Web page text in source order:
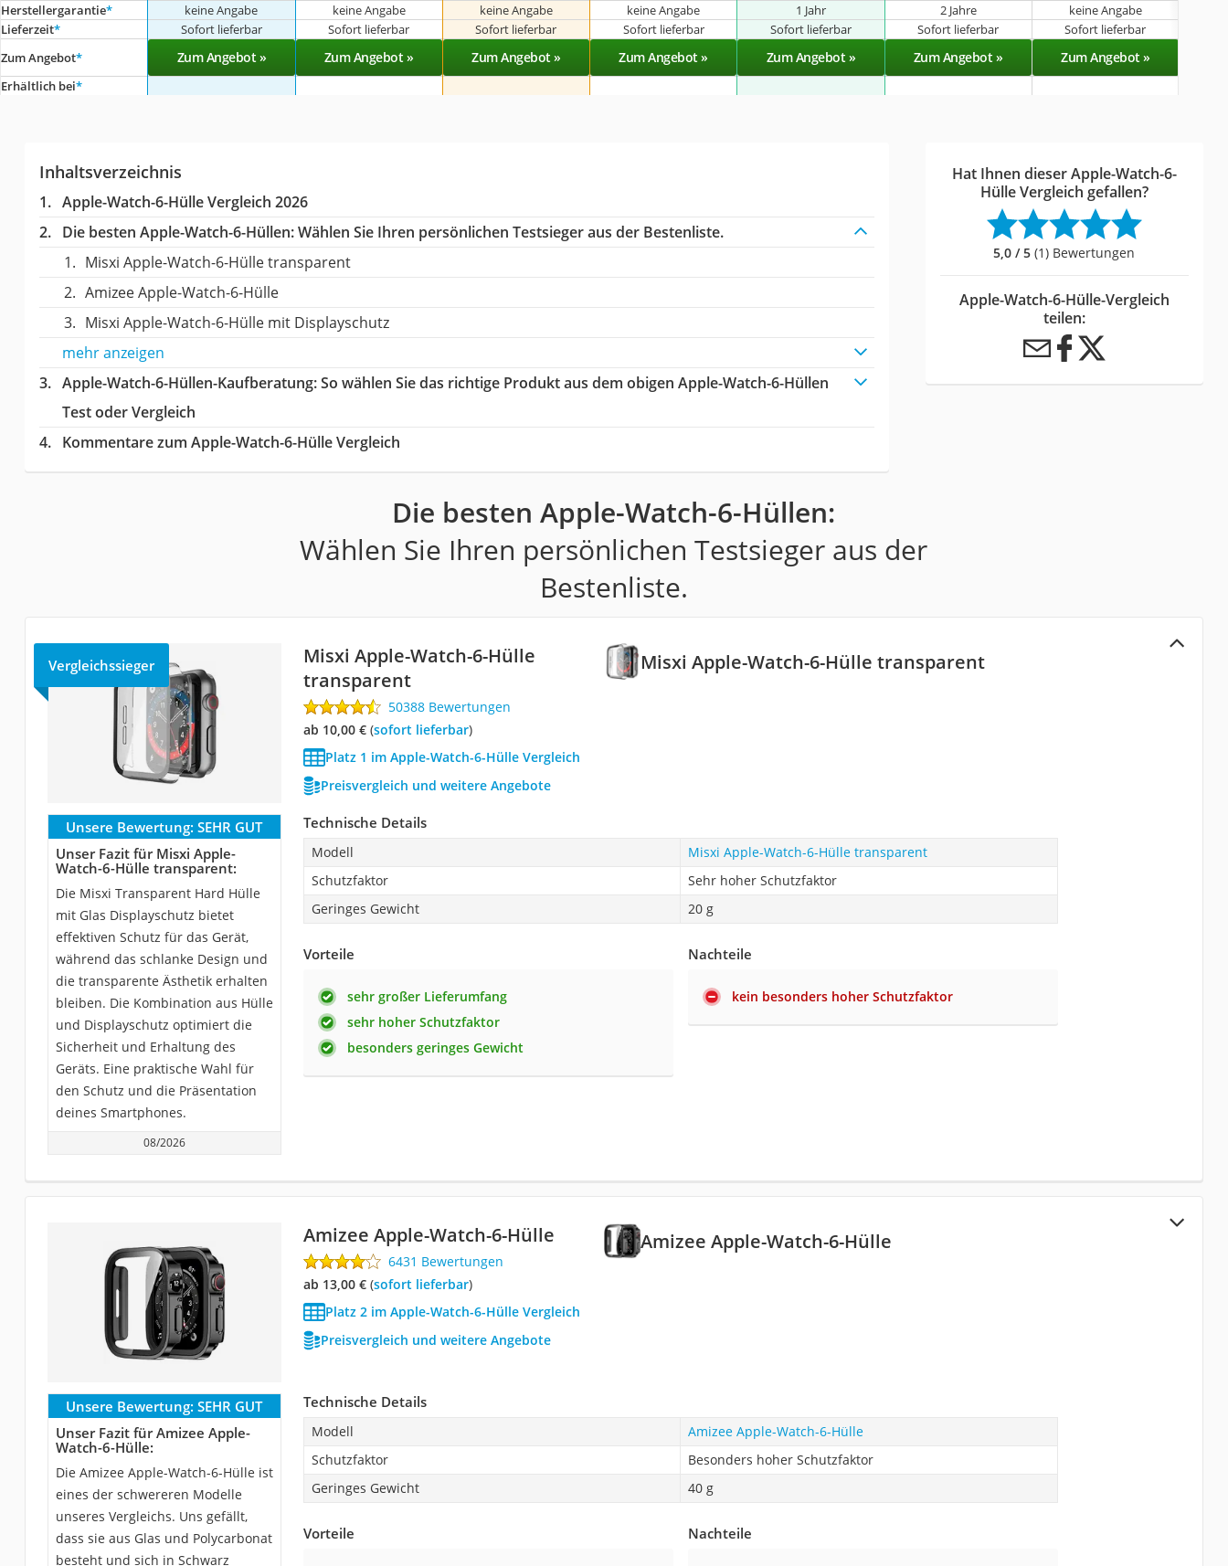
Herstellergarantie* keine Angabe keine Angabe keine Angabe keine Angabe 1 Jahr 2 Jahre keine Angabe
Lieferzeit* Sofort lieferbar Sofort lieferbar Sofort lieferbar Sofort lieferbar Sofort lieferbar Sofort lieferbar Sofort lieferbar
Zum Angebot* Zum Angebot » Zum Angebot » Zum Angebot » Zum Angebot » Zum Angebot » Zum Angebot » Zum Angebot »
Erhältlich bei*
Inhaltsverzeichnis
Apple-Watch-6-Hülle Vergleich 2026
Die besten Apple-Watch-6-Hüllen:Wählen Sie Ihren persönlichen Testsieger aus der Bestenliste.
Misxi Apple-Watch-6-Hülle transparent
Amizee Apple-Watch-6-Hülle
Misxi Apple-Watch-6-Hülle mit Displayschutz
mehr anzeigen
Apple-Watch-6-Hüllen-Kaufberatung: So wählen Sie das richtige Produkt aus dem obigen Apple-Watch-6-Hüllen
Test oder Vergleich
Kommentare zum Apple-Watch-6-Hülle Vergleich
Hat Ihnen dieser Apple-Watch-6-
Hülle Vergleich gefallen?
5,0 / 5 (1) Bewertungen
Apple-Watch-6-Hülle-Vergleich
teilen:
Die besten Apple-Watch-6-Hüllen:
Wählen Sie Ihren persönlichen Testsieger aus der
Bestenliste.
Misxi Apple-Watch-6-Hülle transparent
Vergleichssieger
Misxi Apple-Watch-6-Hülle
transparent
50388 Bewertungen
ab 10,00 €( Sofort lieferbar)
Platz 1 im Apple-Watch-6-Hülle Vergleich
Preisvergleich und weitere Angebote
Unsere Bewertung: SEHR GUT
Unser Fazit für Misxi Apple-
Watch-6-Hülle transparent:
Die Misxi Transparent Hard Hülle
mit Glas Displayschutz bietet
effektiven Schutz für das Gerät,
während das schlanke Design und
die transparente Ästhetik erhalten
bleiben. Die Kombination aus Hülle
und Displayschutz optimiert die
Sicherheit und Erhaltung des
Geräts. Eine praktische Wahl für
den Schutz und die Präsentation
deines Smartphones.
08/2026
Technische Details
Modell
Misxi Apple-Watch-6-Hülle transparent
Schutzfaktor
Sehr hoher Schutzfaktor
Geringes Gewicht
20 g
Vorteile
sehr großer Lieferumfang
sehr hoher Schutzfaktor
besonders geringes Gewicht
Nachteile
kein besonders hoher Schutzfaktor
Amizee Apple-Watch-6-Hülle
Amizee Apple-Watch-6-Hülle
6431 Bewertungen
ab 13,00 €( Sofort lieferbar)
Platz 2 im Apple-Watch-6-Hülle Vergleich
Preisvergleich und weitere Angebote
Unsere Bewertung: SEHR GUT
Unser Fazit für Amizee Apple-
Watch-6-Hülle:
Die Amizee Apple-Watch-6-Hülle ist
eines der schwereren Modelle
unseres Vergleichs. Uns gefällt,
dass sie aus Glas und Polycarbonat
besteht und sich in Schwarz
Technische Details
Modell
Amizee Apple-Watch-6-Hülle
Schutzfaktor
Besonders hoher Schutzfaktor
Geringes Gewicht
40 g
Vorteile Nachteile